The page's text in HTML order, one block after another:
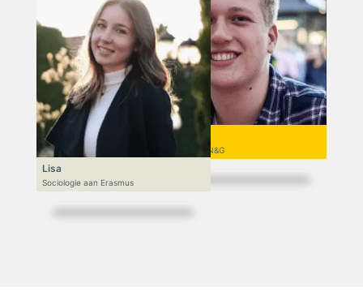
Niek
VWO 6, N&T/N&G
Lisa
Sociologie aan Erasmus